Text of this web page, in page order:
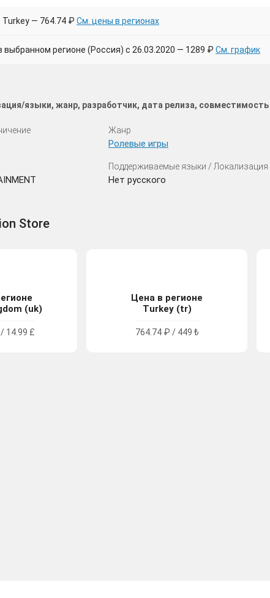
— 764.74 ₽ См. цены в регионах
регионе (Россия) с 26.03.2020 — 1289 ₽ См. график
языки, жанр, разработчик, дата релиза, совместимость
Жанр
Ролевые игры
Поддерживаемые языки / Локализация
Нет русского
Store
(uk)
14.99 £
Цена в регионе
Turkey (tr)
764.74 ₽ / 449 ₺